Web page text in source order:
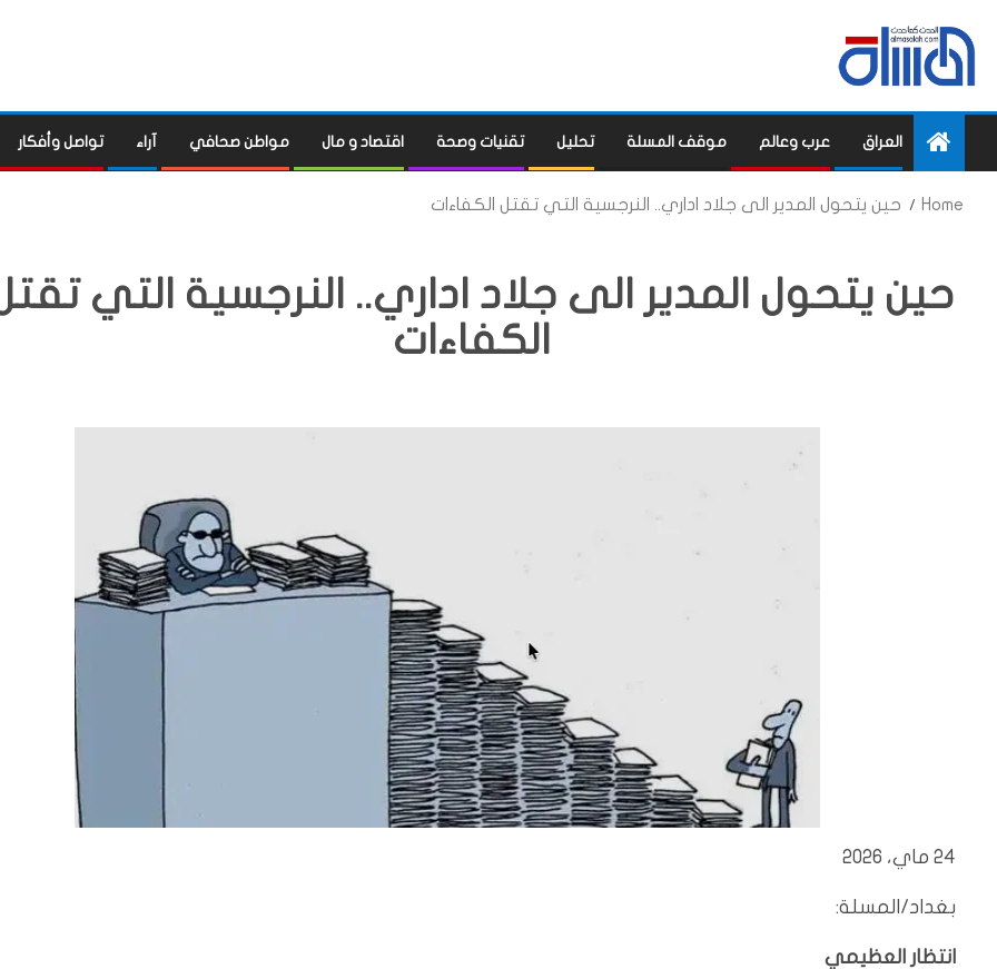
العراق عرب وعالم موقف المسلة تحليل تقنيات وصحة اقتصاد و مال مواطن صحافي آراء تواصل وأفكار
Home حين يتحول المدير الى جلاد اداري.. النرجسية التي تقتل الكفاءات
حين يتحول المدير الى جلاد اداري.. النرجسية التي
الكفاءات
24 ماي، 2026
بغداد/المسلة:
انتظار العظيمي